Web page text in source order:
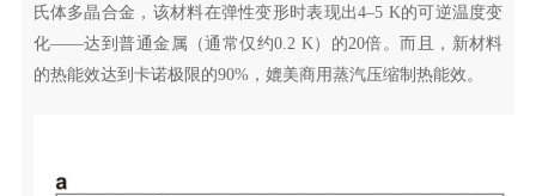
氏体多晶合金，该材料在弹性变形时表现出4–5 K的可逆温度变
化——达到普通金属（通常仅约0.2 K）的20倍。而且，新材料
的热能效达到卡诺极限的90%，媲美商用蒸汽压缩制热能效。